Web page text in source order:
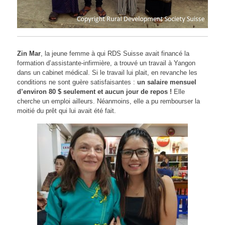
Zin Mar , la jeune femme à qui RDS Suisse avait financé la
formation d’assistante-infirmière, a trouvé un travail à Yangon
dans un cabinet médical. Si le travail lui plait, en revanche les
conditions ne sont guère satisfaisantes : un salaire mensuel
d’environ 80 $ seulement et aucun jour de repos ! Elle
cherche un emploi ailleurs. Néanmoins, elle a pu rembourser la
moitié du prêt qui lui avait été fait.